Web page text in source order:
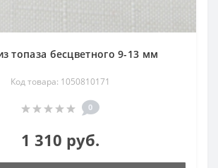
топаза бесцветного 9-13 мм
Код товара: 1050810171
0
1 310 руб.